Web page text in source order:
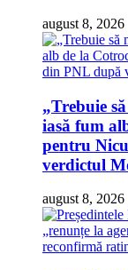
august 8, 2026
„Trebuie
iasă fum
pentru
verdictul
august 8, 2026